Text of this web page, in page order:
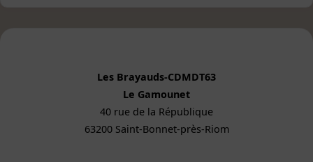
Les Brayauds-CDMDT63
Le Gamounet
40 rue de la République
63200 Saint-Bonnet-près-Riom